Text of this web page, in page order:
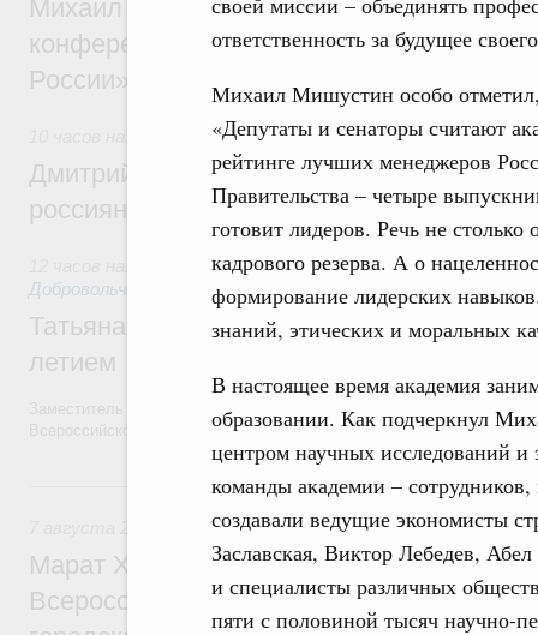
ответственность за будущее
Михаил Мишустин особо
«Депутаты и сенаторы считают
рейтинге лучших менеджеров
Правительства – четыре
готовит лидеров. Речь не
кадрового резерва. А о
формирование лидерских
знаний, этических и моральных
В настоящее время академия
образовании. Как подчеркнул
центром научных исследований и
команды академии – сотрудников,
создавали ведущие экономисты
Заславская, Виктор Лебедев,
и специалисты различных
пяти с половиной тысяч научно-
Михаил Мишустин дал поручения по
конференции «Цифровая индустрия
России»
Спорт высших достижений и массовый
Дмитрий Чернышенко и Михаил
россиян с Днём физкультурника
Социальные инновации. Некоммерческие
Добровольчество и волонтёрство. Благотворительность
Татьяна Голикова поздравила
летием
Заместитель Председателя Правительства Татьяна Голикова
Всероссийского общественного движения «Волонтёры-медики» с
Вчера
Экономика городов. Городская среда
Марат Хуснуллин провёл заседание
Всероссийского конкурса лучших